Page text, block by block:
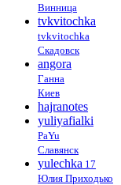
Винница
tvkvitochka
tvkvitochka
Скадовск
angora
Ганна
Киев
hajranotes
yuliyafialki
PaYu
Славянск
yulechka 17
Юлия Приходько